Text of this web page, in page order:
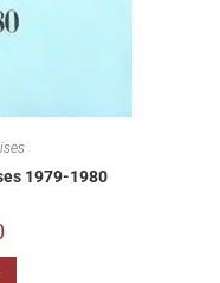
1979-1980